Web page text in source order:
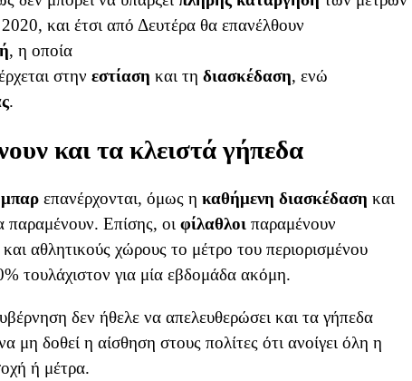
2020, και έτσι από Δευτέρα θα επανέλθουν
, η οποία
στην εστίαση και τη διασκέδαση, ενώ
.
και τα κλειστά γήπεδα
μπαρ επανέρχονται, όμως η καθήμενη διασκέδαση και
Επίσης, οι φίλαθλοι παραμένουν
αθλητικούς χώρους το μέτρο του περιορισμένου
τουλάχιστον για μία εβδομάδα ακόμη.
δεν ήθελε να απελευθερώσει και τα γήπεδα
μη δοθεί η αίσθηση στους πολίτες ότι ανοίγει όλη η
ή μέτρα.